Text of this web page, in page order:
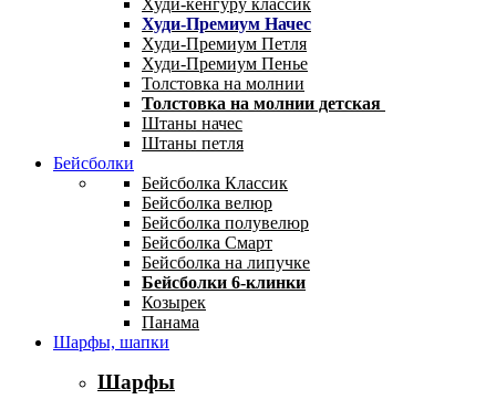
Худи-Премиум Начес
Худи-Премиум Петля
Худи-Премиум Пенье
Толстовка на молнии
Толстовка на молнии детская
Штаны начес
Штаны петля
Бейсболки
Бейсболка Классик
Бейсболка велюр
Бейсболка полувелюр
Бейсболка Смарт
Бейсболка на липучке
Бейсболки 6-клинки
Козырек
Панама
Шарфы, шапки
Шарфы